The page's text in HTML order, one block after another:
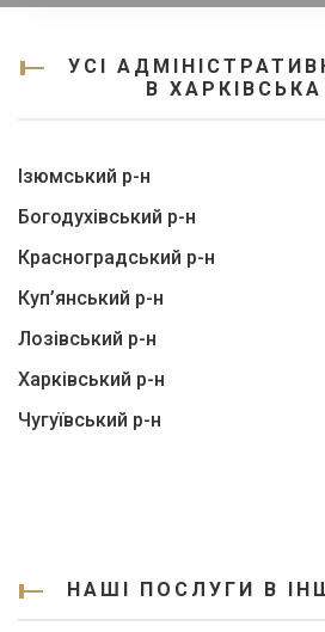
УСІ
В
Ізюмський р-н
Богодухівський р-н
Красноградський р-н
Куп’янський р-н
Лозівський р-н
Харківський р-н
Чугуївський р-н
НАШІ ПОСЛУГИ В